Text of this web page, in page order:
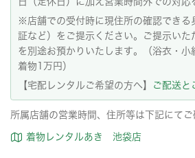
※店舗での受付時に現住所の確認できる
証など）をご提示ください。ご提示いた
を別途お預かりいたします。（浴衣・
着物1万円）
【宅配レンタルご希望の方へ】
ご配送と
所属店舗の営業時間、住所等は下記にてご
着物レンタルあき 池袋店